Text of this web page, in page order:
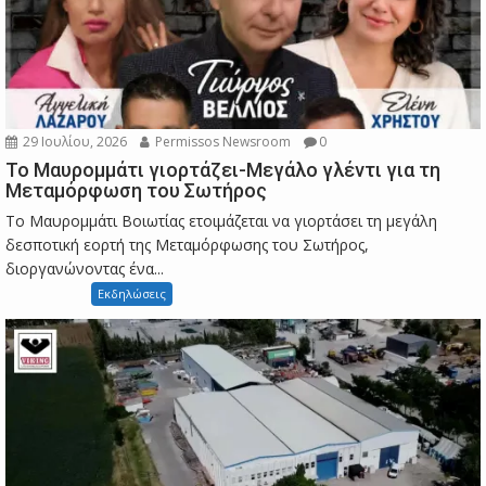
29 Ιουλίου, 2026 Permissos Newsroom 0
Το Μαυρομμάτι γιορτάζει-Μεγάλο γλέντι για τη
Μεταμόρφωση του Σωτήρος
Το Μαυρομμάτι Βοιωτίας ετοιμάζεται να γιορτάσει τη μεγάλη
δεσποτική εορτή της Μεταμόρφωσης του Σωτήρος,
διοργανώνοντας ένα...
Εκδηλώσεις